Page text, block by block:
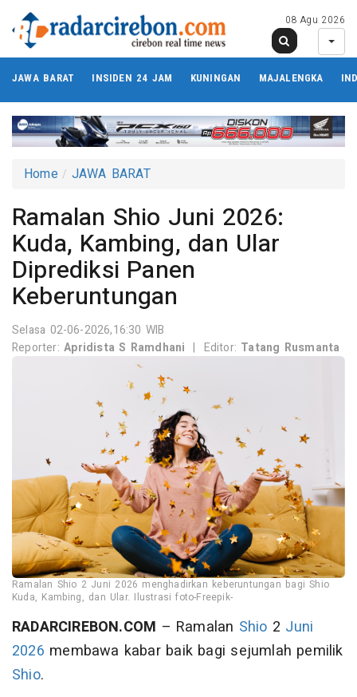
08 Agu 2026
JAWA BARAT INSIDEN 24 JAM KUNINGAN MAJALENGKA
Home JAWA BARAT
Ramalan Shio Juni 2026:
Kuda, Kambing, dan Ular
Diprediksi Panen
Keberuntungan
Selasa 02-06-2026,16:30 WIB
Reporter:Apridista S Ramdhani | Editor: Tatang Rusmanta
Ramalan Shio 2 Juni 2026 menghadirkan keberuntungan bagi Shio
Kuda, Kambing, dan Ular. Ilustrasi foto-Freepik-
RADARCIREBON.COM – Ramalan Shio 2 Juni
2026 membawa kabar baik bagi sejumlah pemilik
Shio.